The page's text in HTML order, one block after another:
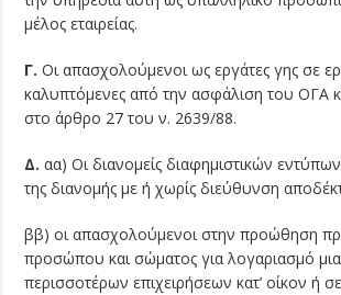
μέλος εταιρείας.
Γ. Οι απασχολούμενοι ως εργάτες γης σε
καλυπτόμενες από την ασφάλιση του ΟΓΑ
στο άρθρο 27 του ν. 2639/88.
Δ. αα) Οι διανομείς διαφημιστικών
της διανομής με ή χωρίς διεύθυνση
ββ) οι απασχολούμενοι στην προώθηση
προσώπου και σώματος για λογαριασμό
περισσοτέρων επιχειρήσεων κατ’ οίκον ή